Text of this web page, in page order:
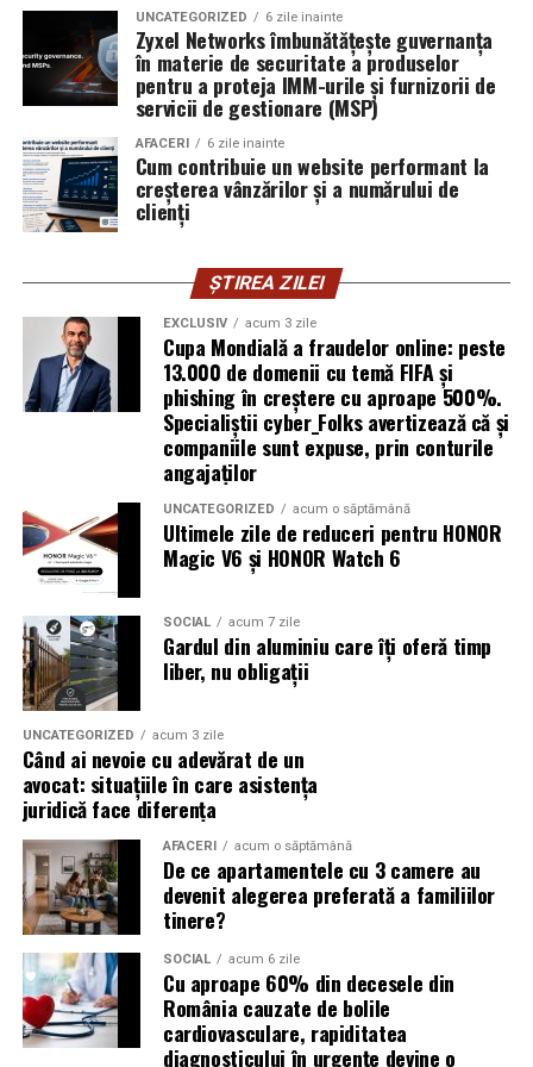
exploatează doar serverele, ci mai ales oamenii. Niciun
furnizor de hosting nu poate opri un utilizator să își
introducă parola pe o pagină clonată. În acel moment,
vigilența utilizatorului rămâne prima linie de apărare”,
explică Horațiu Șimon, Chief Technology Officer
cyber_Folks România.
Subiectul a fost semnalat și de FBI, care a inclus în
informările din ultima lună amenințările asociate
operațiuni de dezinformare.
Avertismentele publice s-au concentrat în principal
asupra fanilor și infrastructurii orașelor gazdă, însă
specialiștii atrag atenția că firmele pot fi afectate
inclusiv atunci când nu au nicio legătură directă cu
industria sportului, turismului sau vânzarea de bilete.
Atacurile sunt mai eficiente în contextul
evenimentelor globale
Campaniile de phishing asociate evenimentelor
importante profită de interesul public ridicat, de
presiunea timpului și de teama utilizatorilor că ar putea
pierde o ofertă sau o oportunitate. Mesajele care anunță
ultimele bilete disponibile, acces limitat la o transmisie
sau câștigarea unui premiu pot determina utilizatorii să
reacționeze înainte de a verifica sursa.
Turneul se încheie pe 19 iulie, iar specialiștii anticipează
o intensificare a activității frauduloase în perioada
finalei. Printre cele mai utilizate pretexte se numără
transmisiunile pirat, biletele revândute, pariurile,
tombolele, concursurile și falsele oferte de călătorie.
Pentru a răspunde riscurilor tot mai complexe,
cyber_Folks a lansat la finalul lunii iunie robo_Folks,
primul asistent AI integrat într-un panou de hosting
UNCATEGORIZED 6 zile inainte
Zyxel Networks îmbunătățește guvernanța
în materie de securitate a produselor
pentru a proteja IMM-urile și furnizorii de
servicii de gestionare (MSP)
AFACERI 6 zile inainte
Cum contribuie un website performant la
creșterea vânzărilor și a numărului de
clienți
ȘTIREA ZILEI
EXCLUSIV acum 3 zile
Cupa Mondială a fraudelor online: peste
13.000 de domenii cu temă FIFA și
phishing în creștere cu aproape 500%.
Specialiștii cyber_Folks avertizează că și
companiile sunt expuse, prin conturile
angajaților
UNCATEGORIZED acum o săptămână
Ultimele zile de reduceri pentru HONOR
Magic V6 și HONOR Watch 6
SOCIAL acum 7 zile
Gardul din aluminiu care îți oferă timp
liber, nu obligații
UNCATEGORIZED acum 3 zile
Când ai nevoie cu adevărat de un
avocat: situațiile în care asistența
juridică face diferența
AFACERI acum o săptămână
De ce apartamentele cu 3 camere au
devenit alegerea preferată a familiilor
tinere?
SOCIAL acum 6 zile
Cu aproape 60% din decesele din
România cauzate de bolile
cardiovasculare, rapiditatea
diagnosticului în urgențe devine o